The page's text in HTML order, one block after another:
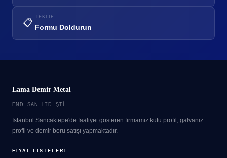
📋
TEKLIF
Formu Doldurun
Lama Demir Metal
END. SAN. LTD. ŞTI.
İstanbul Sancaktepe'de faaliyet gösteren firmamız kutu profil, galvaniz
profil ve demir boru satışı yapmaktadır.
FIYAT LISTELERI